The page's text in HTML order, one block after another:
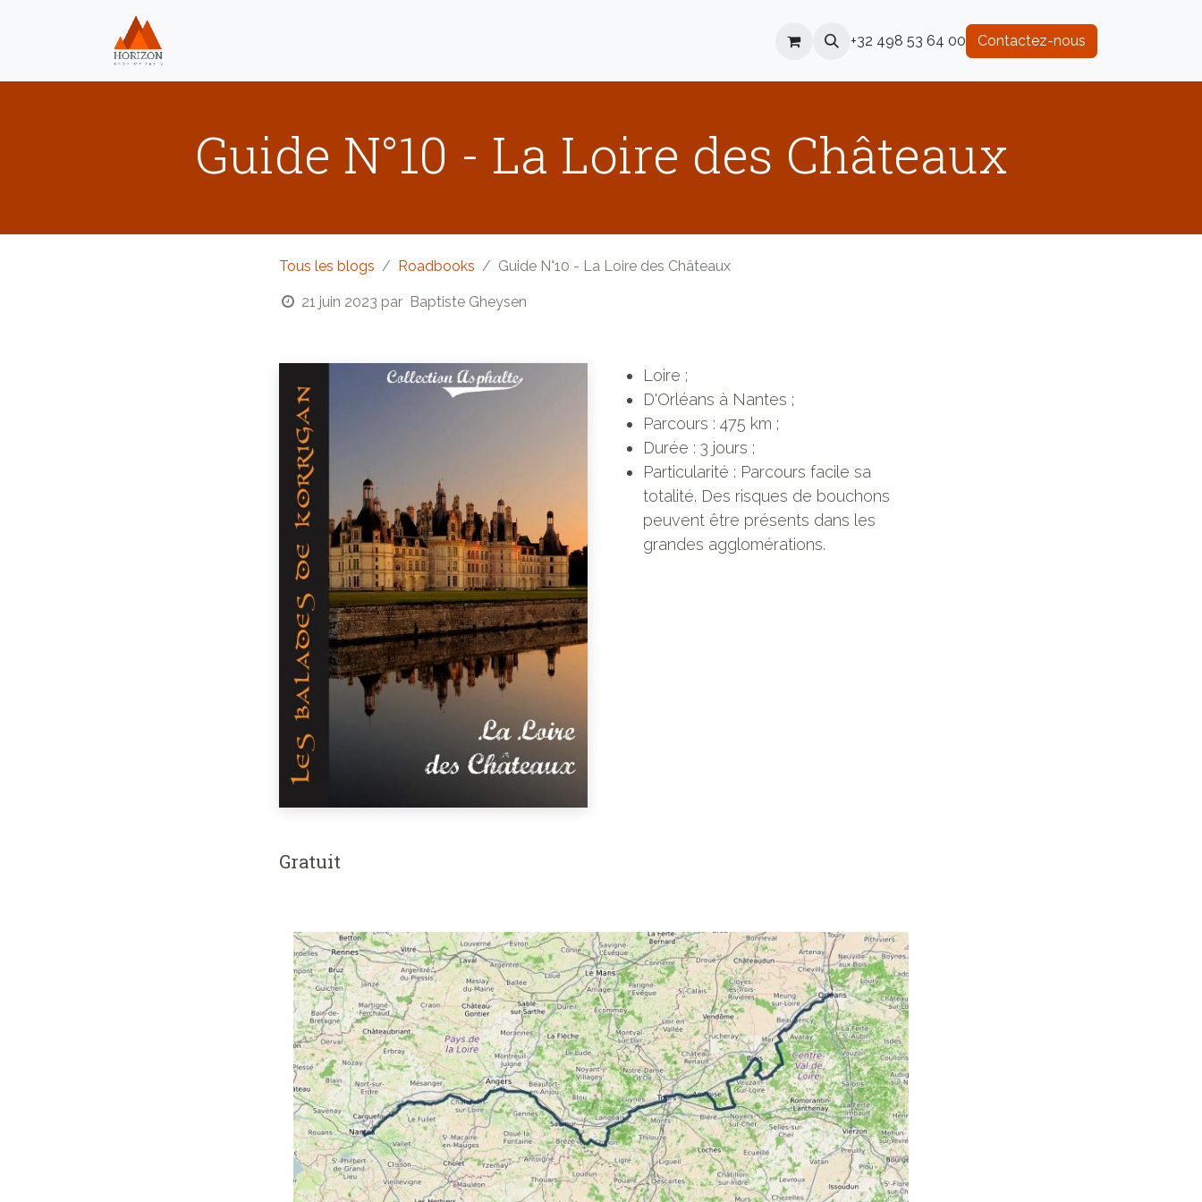
+32 498 53 64 00 Contactez-nous
Guide N°10 - La Loire des Châteaux
Tous les blogs Roadbooks Guide N°10 - La Loire des Châteaux
21 juin 2023 par Baptiste Gheysen
Loire ;
D'Orléans à Nantes ;
Parcours : 475 km ;
Durée : 3 jours ;
Particularité : Parcours facile sa
totalité. Des risques de bouchons
peuvent être présents dans les
grandes agglomérations.
Gratuit